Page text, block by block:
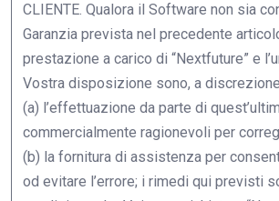
CLIENTE. Qualora il Software non sia
Garanzia prevista nel precedente
prestazione a carico di “Nextfuture” e
Vostra disposizione sono, a
(a) l’effettuazione da parte di
commercialmente ragionevoli per
(b) la fornitura di assistenza per
od evitare l’errore; i rimedi qui previsti